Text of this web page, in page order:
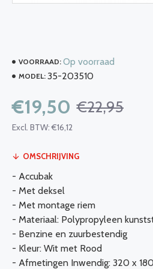
VOORRAAD: Op voorraad
MODEL: 35-203510
€19,50 €22,95
Excl. BTW: €16,12
OMSCHRIJVING
- Accubak
- Met deksel
- Met montage riem
- Materiaal: Polypropyleen
- Benzine en zuurbestendig
- Kleur: Wit met Rood
- Afmetingen Inwendig: 320 x